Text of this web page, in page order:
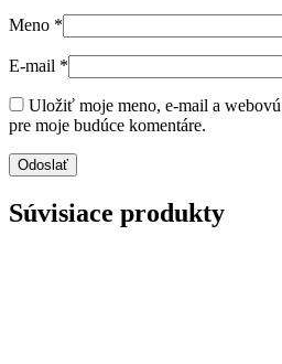
Meno *
E-mail *
Uložiť moje meno, e-mail a
pre moje budúce komentáre.
Súvisiace produkty